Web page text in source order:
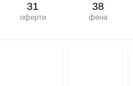
31
оферти
38
фена